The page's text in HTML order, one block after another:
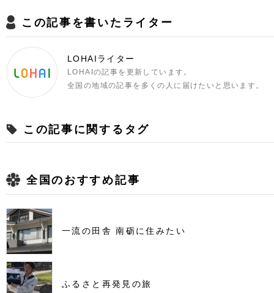
この記事を書いたライター
LOHAIライター
LOHAIの記事を更新しています。
全国の地域の記事を多くの人に届けたいと思います。
この記事に関するタグ
全国のおすすめ記事
一流の田舎 南砺に住みたい
ふるさと再発見の旅